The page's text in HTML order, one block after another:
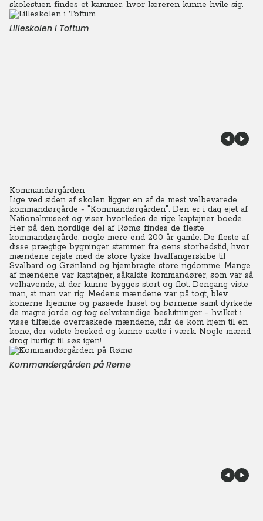
skolestuen findes et kammer, hvor læreren kunne hvile sig.
Lilleskolen i Toftum
Kommandørgården
Lige ved siden af skolen ligger en af de mest velbevarede
kommandørgårde - "Kommandørgården". Den er i dag ejet af
Nationalmuseet og viser hvorledes de rige kaptajner boede.
Her på den nordlige del af Rømø findes de fleste
kommandørgårde, nogle mere end 200 år gamle. De fleste af
disse prægtige bygninger stammer fra øens storhedstid, hvor
mændene rejste med de store tyske hvalfangerskibe til
Svalbard og Grønland og hjembragte store rigdomme. Mange
af mændene var kaptajner, såkaldte kommandører, som var så
velhavende, at der kunne bygges stort og flot. Dengang viste
man, at man var rig. Medens mændene var på togt, blev
konerne hjemme og passede huset og børnene samt dyrkede
de magre jorde og tog selvstændige beslutninger - hvilket i
visse tilfælde overraskede mændene, når de kom hjem til en
kone, der vidste besked og kunne sætte i værk. Nogle mænd
drog hurtigt til søs igen!
Kommandørgården på Rømø